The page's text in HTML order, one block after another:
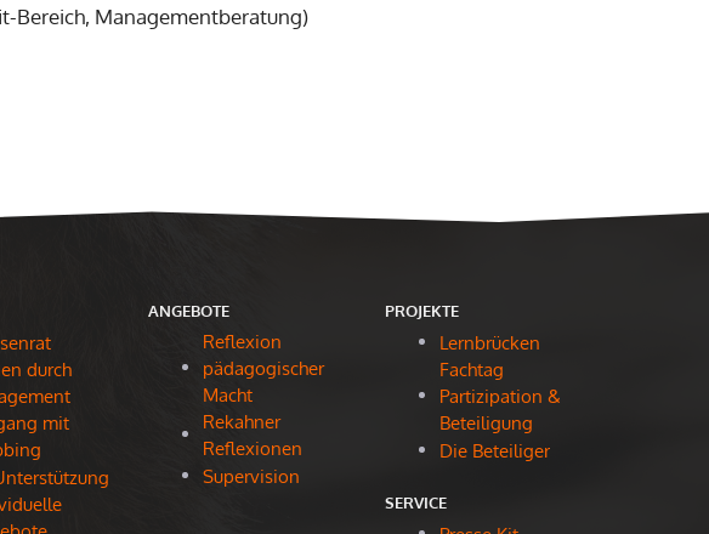
Bereich, Managementberatung)
durch
mit
ANGEBOTE
Reflexion
pädagogischer
Macht
Rekahner
Reflexionen
Supervision
PROJEKTE
Lernbrücken
Fachtag
Partizipation &
Beteiligung
Die Beteiliger
SERVICE